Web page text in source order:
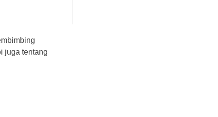
juga tentang